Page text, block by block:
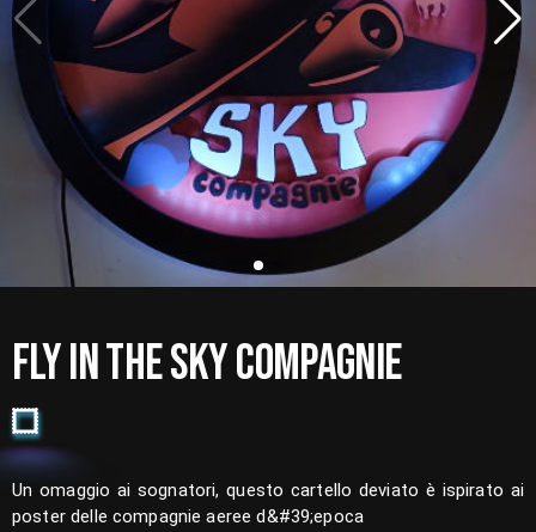
FLY IN THE SKY COMPAGNIE
Un omaggio ai sognatori, questo cartello deviato è ispirato ai
poster delle compagnie aeree d&#39;epoca